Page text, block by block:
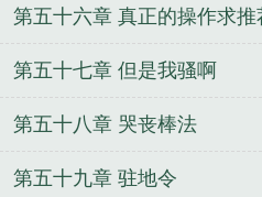
第五十六章 真正的操作求推
第五十七章 但是我骚啊
第五十八章 哭丧棒法
第五十九章 驻地令